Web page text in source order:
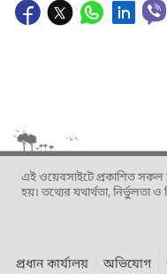
এই ওয়েবসাইটে প্রকাশিত সকল
হয়। তথ্যের যথার্থতা, নির্ভুলতা ও
প্রধান কার্যালয় অভিযোগ